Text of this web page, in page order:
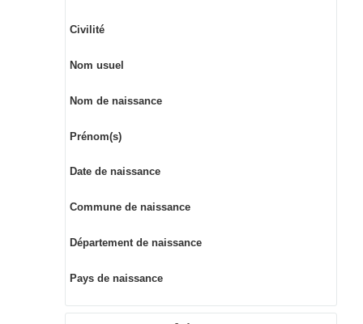
Civilité
Nom usuel
Nom de naissance
Prénom(s)
Date de naissance
Commune de naissance
Département de naissance
Pays de naissance